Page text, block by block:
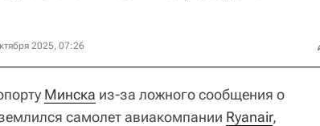
2025, 07:26
Минска из-за ложного сообщения о
самолет авиакомпании Ryanair,